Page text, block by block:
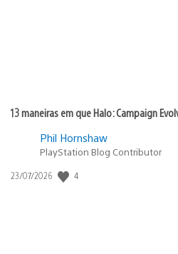
13 maneiras em que Halo: Campaign
Phil Hornshaw
PlayStation Blog Contributor
Data
23/07/2026 4